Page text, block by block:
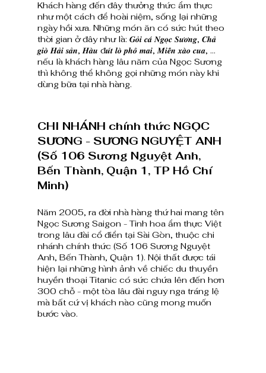
Khách hàng đến đây thưởng thức ẩm thực
như một cách để hoài niệm, sống lại những
ngày hồi xưa. Những món ăn có sức hút theo
thời gian ở đây như là: 𝑮𝒐̉𝒊 𝒄𝒂́ 𝑵𝒈𝒐̣𝒄 𝑺𝒖̛𝒐̛𝒏𝒈, 𝑪𝒉𝒂̉
𝒈𝒊𝒐̀ 𝑯𝒂̉𝒊 𝒔𝒂̉𝒏, 𝑯𝒂̀𝒖 đ𝒖́𝒕 𝒍𝒐̀ 𝒑𝒉𝒐̂ 𝒎𝒂𝒊, 𝑴𝒊𝒆̂́𝒏 𝒙𝒂̀𝒐 𝒄𝒖𝒂, …
nếu là khách hàng lâu năm của Ngọc Sương
thì không thể không gọi những món này khi
dùng bữa tại nhà hàng.
CHI NHÁNH chính thức NGỌC
SƯƠNG - SƯƠNG NGUYỆT ANH
(Số 106 Sương Nguyệt Anh,
Bến Thành, Quận 1, TP Hồ Chí
Minh)
Năm 2005, ra đời nhà hàng thứ hai mang tên
Ngọc Sương Saigon - Tinh hoa ẩm thực Việt
trong lâu đài cổ điển tại Sài Gòn, thuộc chi
nhánh chính thức (Số 106 Sương Nguyệt
Anh, Bến Thành, Quận 1). Nội thất được tái
hiện lại những hình ảnh về chiếc du thuyền
huyền thoại Titanic có sức chứa lên đến hơn
300 chỗ - một tòa lâu đài nguy nga tráng lệ
mà bất cứ vị khách nào cũng mong muốn
bước vào.